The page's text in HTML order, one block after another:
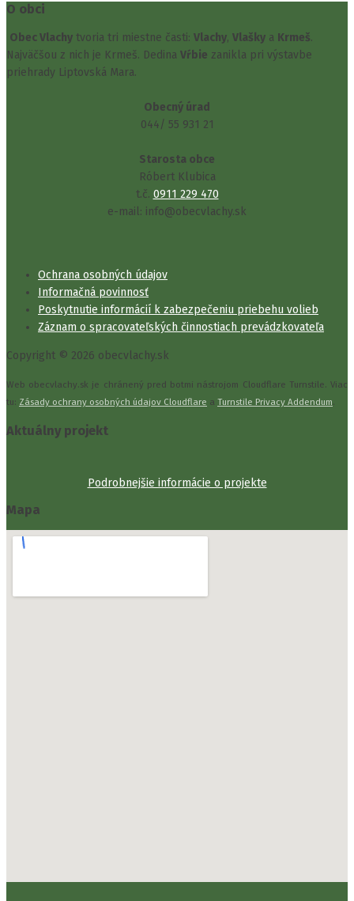
O obci
Obec Vlachy tvoria tri miestne časti: Vlachy, Vlašky a Krmeš.
Najväčšou z nich je Krmeš. Dedina Vŕbie zanikla pri výstavbe
priehrady Liptovská Mara.
Obecný úrad
044/ 55 931 21
Starosta obce
Róbert Klubica
t.č. 0911 229 470
e-mail: info@obecvlachy.sk
Ochrana osobných údajov
Informačná povinnosť
Poskytnutie informácií k zabezpečeniu priebehu volieb
Záznam o spracovateľských činnostiach prevádzkovateľa
Copyright © 2026 obecvlachy.sk
Web obecvlachy.sk je chránený pred botmi nástrojom Cloudflare Turnstile. Viac
tu: Zásady ochrany osobných údajov Cloudflare a Turnstile Privacy Addendum.
Aktuálny projekt
Podrobnejšie informácie o projekte
Mapa